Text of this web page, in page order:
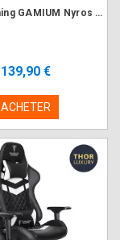
Siège Gaming GAMIUM Nyros Noir finition nid d'abeille
139,90 €
ACHETER